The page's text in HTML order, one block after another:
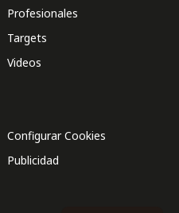
Profesionales
Targets
Videos
Configurar Cookies
Publicidad